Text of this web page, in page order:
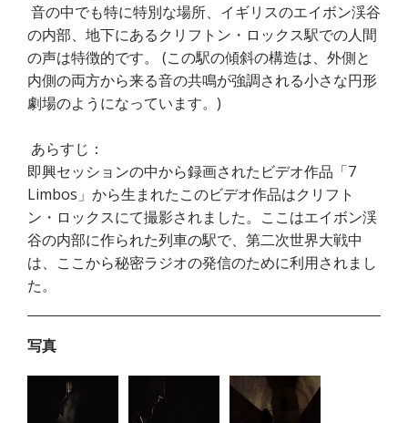
音の中でも特に特別な場所、イギリスのエイボン渓谷
の内部、地下にあるクリフトン・ロックス駅での人間
の声は特徴的です。 (この駅の傾斜の構造は、外側と
内側の両方から来る音の共鳴が強調される小さな円形
劇場のようになっています。)
あらすじ：
即興セッションの中から録画されたビデオ作品「7
Limbos」から生まれたこのビデオ作品はクリフト
ン・ロックスにて撮影されました。ここはエイボン渓
谷の内部に作られた列車の駅で、第二次世界大戦中
は、ここから秘密ラジオの発信のために利用されまし
た。
写真